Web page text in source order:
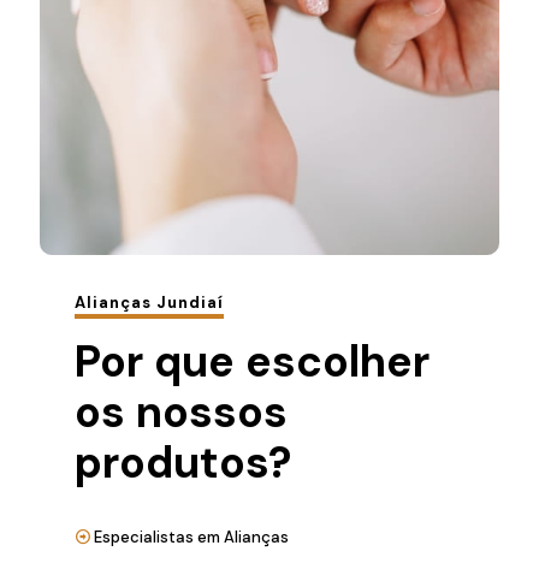
Alianças Jundiaí
Por que escolher
os nossos
produtos?
Especialistas em Alianças